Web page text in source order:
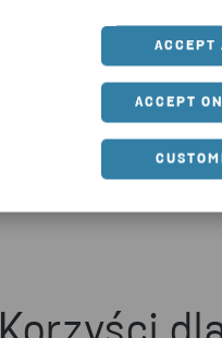
ACCEPT
ACCEPT